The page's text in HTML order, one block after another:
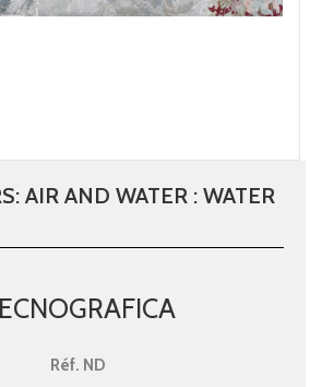
AIR AND WATER : WATER
Réf. ND